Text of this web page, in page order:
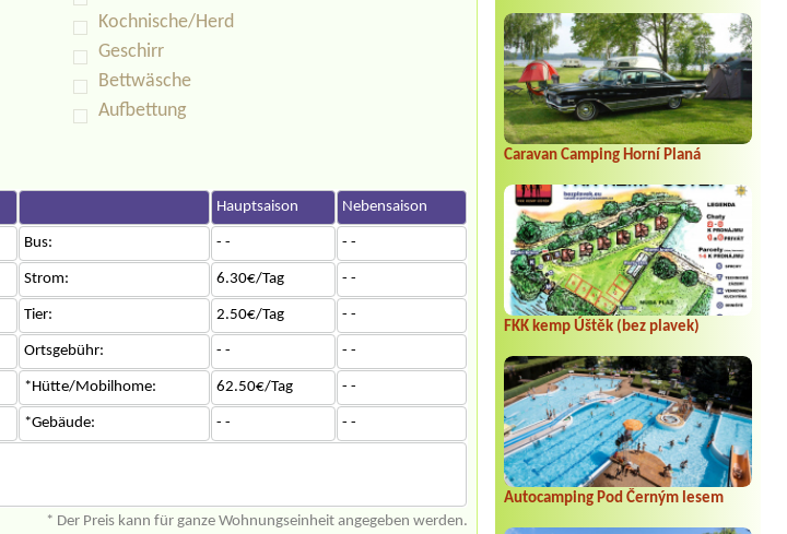
Caravan Camping Horní Planá
FKK kemp Úštěk (bez plavek)
Autocamping Pod Černým lesem
Kochnische/Herd
Geschirr
Bettwäsche
Aufbettung
Hauptsaison Nebensaison
Bus: - - - -
Strom: 6.30€/Tag - -
Tier: 2.50€/Tag - -
Ortsgebühr: - - - -
*Hütte/Mobilhome: 62.50€/Tag - -
*Gebäude: - - - -
* Der Preis kann für ganze Wohnungseinheit angegeben werden.